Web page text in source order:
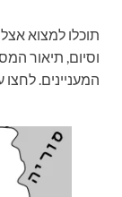
תוכלו למצוא
וסיום, תיאור
המעניינים.